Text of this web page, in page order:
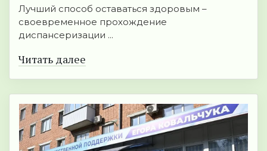
Лучший способ оставаться здоровым –
своевременное прохождение
диспансеризации ...
Читать далее